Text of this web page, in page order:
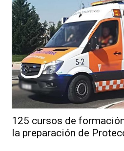
125 cursos de
la preparación de